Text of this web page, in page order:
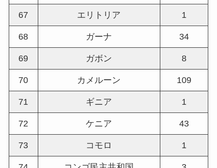
67 エリトリア 1
68 ガーナ 34
69 ガボン 8
70 カメルーン 109
71 ギニア 1
72 ケニア 43
73 コモロ 1